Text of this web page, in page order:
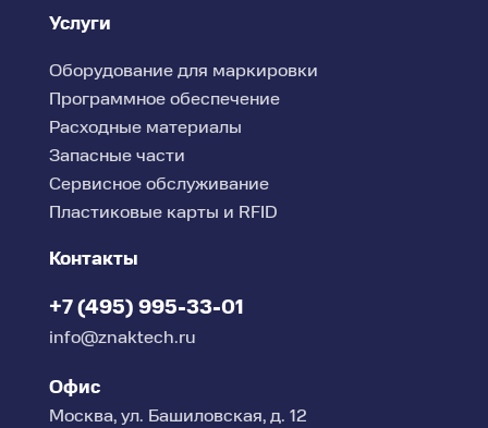
Услуги
Оборудование для маркировки
Программное обеспечение
Расходные материалы
Запасные части
Сервисное обслуживание
Пластиковые карты и RFID
Контакты
+7 (495) 995-33-01
info@znaktech.ru
Офис
Москва, ул. Башиловская, д. 12